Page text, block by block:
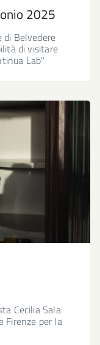
2025
Belvedere
di visitare
Lab"
Cecilia Sala
Firenze per la